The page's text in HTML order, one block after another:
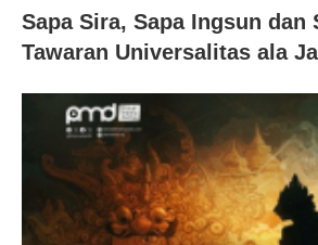
Sapa Sira, Sapa Ingsun dan
Tawaran Universalitas ala